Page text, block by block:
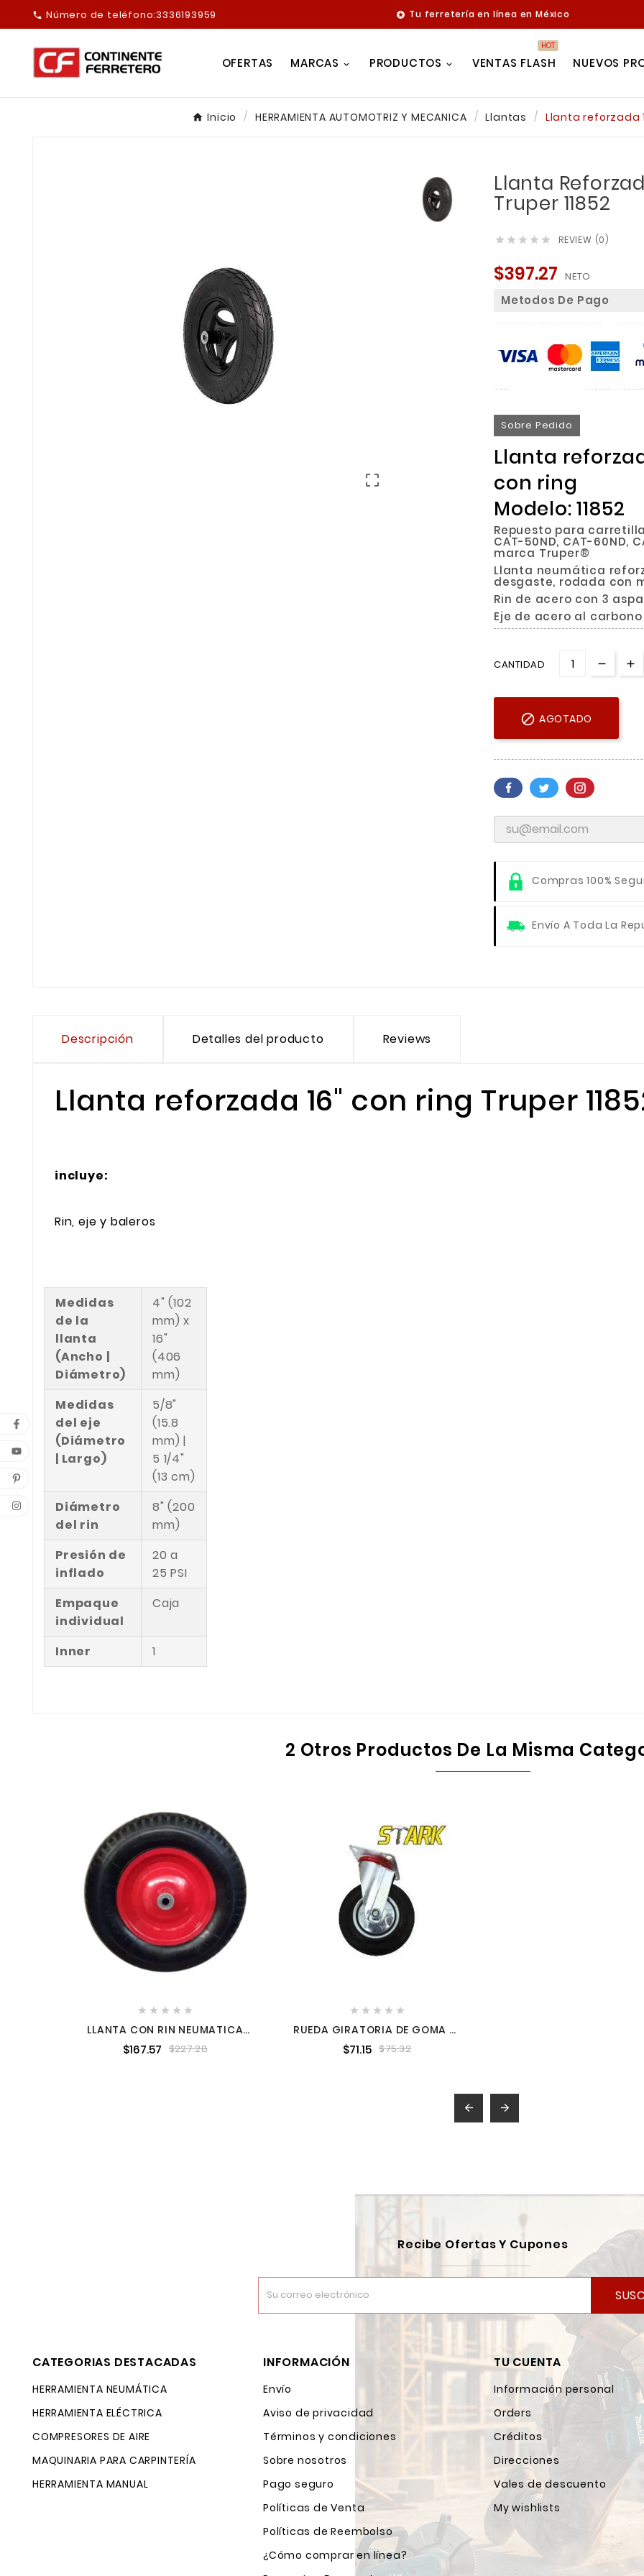
 Número de teléfono:3336193959  Tu ferretería en línea en México
OFERTAS MARCAS PRODUCTOS VENTAS FLASH
HOT
NUEVOS
Inicio HERRAMIENTA AUTOMOTRIZ Y MECANICA Llantas Llanta reforzada

Llanta
Truper 11852
     REVIEW (0)
$397.27 NETO
Metodos De Pago
Sobre Pedido
Llanta
con ring
Modelo: 11852
Repuesto para
CAT-50ND, CAT-60ND,
marca Truper®
Llanta neumática
desgaste, rodada con
Rin de acero con 3
Eje de acero al
CANTIDAD
 AGOTADO
Compras 100%
Envío A Toda La
Descripción Detalles del producto Reviews
Llanta reforzada 16" con ring Truper
incluye:
Rin, eje y baleros
Medidas
de la
llanta
(Ancho |
Diámetro)
4" (102
mm) x
16"
(406
mm)
Medidas
del eje
(Diámetro
| Largo)
5/8"
(15.8
mm) |
5 1/4"
(13 cm)
Diámetro
del rin
8" (200
mm)
Presión de
inflado
20 a
25 PSI
Empaque
individual
Caja
Inner 1
2 Otros Productos De La Misma
    
LLANTA CON RIN NEUMATICA
0088
$167.57 $227.28
    
RUEDA GIRATORIA DE GOMA 4"
$71.15 $75.32
 
Recibe Ofertas Y Cupones
CATEGORIAS DESTACADAS
HERRAMIENTA NEUMÁTICA
HERRAMIENTA ELÉCTRICA
COMPRESORES DE AIRE
MAQUINARIA PARA CARPINTERÍA
HERRAMIENTA MANUAL
INFORMACIÓN
Envío
Aviso de privacidad
Términos y condiciones
Sobre nosotros
Pago seguro
Políticas de Venta
Políticas de Reembolso
¿Cómo comprar en línea?
TU CUENTA
Información personal
Orders
Créditos
Direcciones
Vales de descuento
My wishlists